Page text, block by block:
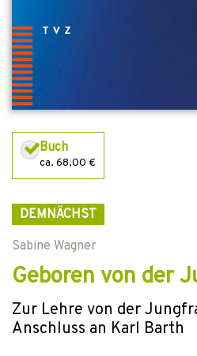
Buch
ca. 68,00 €
DEMNÄCHST
Sabine Wagner
Geboren von der
Zur Lehre von der
Anschluss an Karl Barth